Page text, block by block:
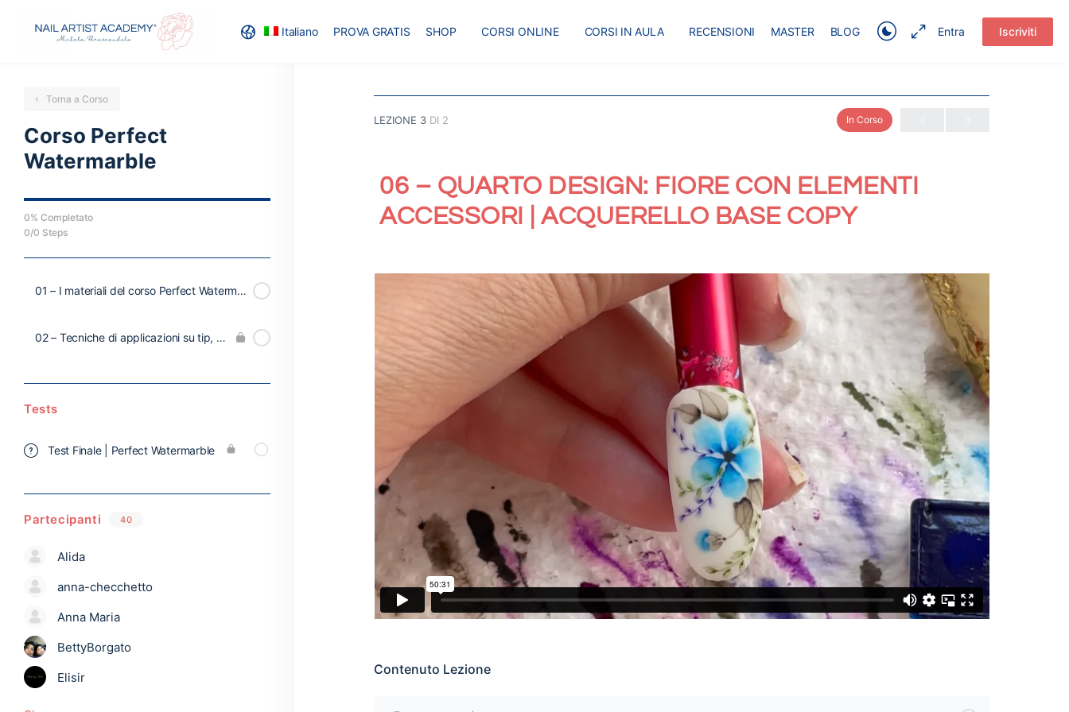
Italiano PROVA GRATIS SHOP CORSI ONLINE CORSI IN AULA RECENSIONI MASTER BLOG Entra Iscriviti
Torna a Corso
Corso Perfect
Watermarble
0% Completato
0/0 Steps
01 – I materiali del corso Perfect Watermarble
02 – Tecniche di applicazioni su tip, su unghie e differenti stili di marmorizzazioni
Tests
Test Finale | Perfect Watermarble
Partecipanti 40
Alida
anna-checchetto
Anna Maria
BettyBorgato
Elisir
LEZIONE 3 DI 2 In Corso
06 – QUARTO DESIGN: FIORE CON ELEMENTI
ACCESSORI | ACQUERELLO BASE COPY
Contenuto Lezione